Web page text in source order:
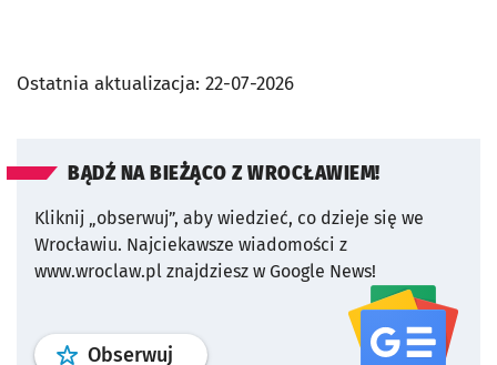
Ostatnia aktualizacja: 22-07-2026
BĄDŹ NA BIEŻĄCO Z WROCŁAWIEM!
Kliknij „obserwuj”, aby wiedzieć, co dzieje się we
Wrocławiu. Najciekawsze wiadomości z
www.wroclaw.pl znajdziesz w Google News!
Obserwuj profil serwisu